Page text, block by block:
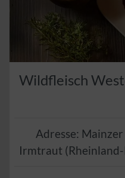
Wildfleisch
Adresse:
Irmtraut (